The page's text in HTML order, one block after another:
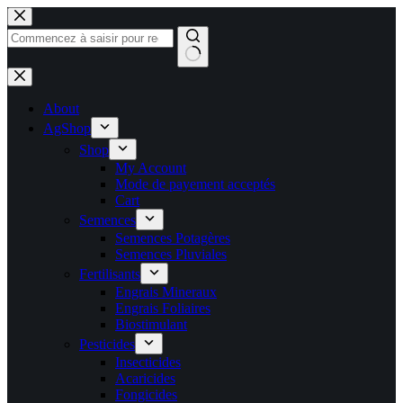
Passer
au
contenu
Aucun
résultat
About
AgShop
Shop
My Account
Mode de payement acceptés
Cart
Semences
Semences Potagères
Semences Pluviales
Fertilisants
Engrais Mineraux
Engrais Foliaires
Biostimulant
Pesticides
Insecticides
Acaricides
Fongicides